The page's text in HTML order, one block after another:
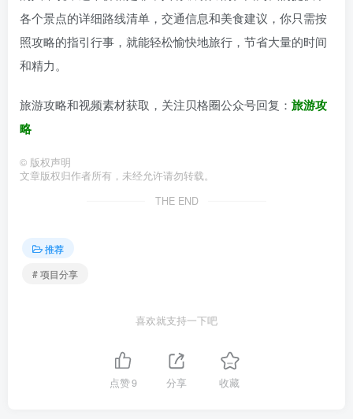
各个景点的详细路线清单，交通信息和美食建议，你只需按
照攻略的指引行事，就能轻松愉快地旅行，节省大量的时间
和精力。
旅游攻略和视频素材获取，关注贝格圈公众号回复： 旅游攻
略
© 版权声明
文章版权归作者所有，未经允许请勿转载。
THE END
推荐
# 项目分享
喜欢就支持一下吧
点赞9 分享 收藏